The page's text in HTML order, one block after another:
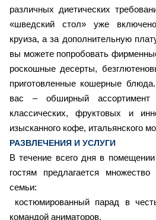
различных диетических
«шведский стол» уже
круиза, а за дополнительную
вы можете попробовать
роскошные десерты,
приготовленные кошерные
вас – обширный
классических, фруктовых и
изысканного кофе, итальянского
РАЗВЛЕЧЕНИЯ И УСЛУГИ
В течение всего дня в
гостям предлагается
семьи:
костюмированный парад в
командой аниматоров.